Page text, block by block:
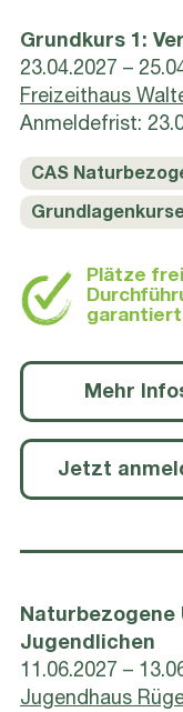
Grundkurs 1:
23.04.2027 –
Freizeithaus
Anmeldefrist:
CAS
Plätze
garantiert
Mehr
Jetzt
Jugendlichen
11.06.2027 –
Jugendhaus